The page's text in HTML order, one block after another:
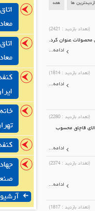
ها همه
(تعداد بازدید : 2421
)
عنوان کرد.
ادامه...
(تعداد بازدید : 1814
)
ادامه...
(تعداد بازدید : 2280
)
شده و کالای قاچاق محسوب
ادامه...
(تعداد بازدید : 2374
)
ادامه...
(تعداد بازدید : 1817
)
آرشیو